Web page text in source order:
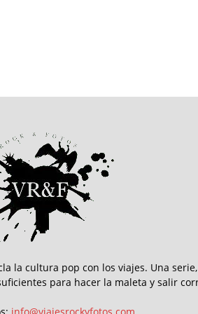
la cultura pop con los viajes. Una
para hacer la maleta y salir